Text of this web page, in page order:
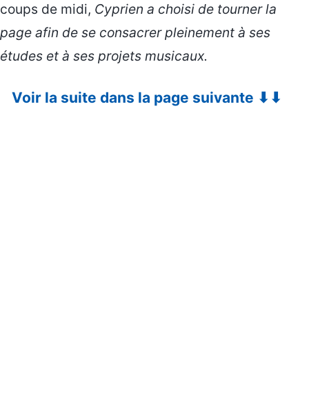
coups de midi, Cyprien a choisi de tourner la
page afin de se consacrer pleinement à ses
études et à ses projets musicaux.
Voir la suite dans la page suivante ⬇⬇